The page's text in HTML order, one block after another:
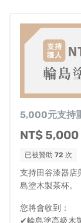
這次在嘖嘖所
式，可以讓更
的每個鼓勵也將
職場，並且持
支援這個計畫。
返還全數贊助
器店進行重建計
為了可以盡可
性調高集資目
5,000元支持
NT$ 5,000
已被贊助 72 次
支持田谷漆器店
島塗木製茶杯。
您將會收到：
✔輪島塗高級木